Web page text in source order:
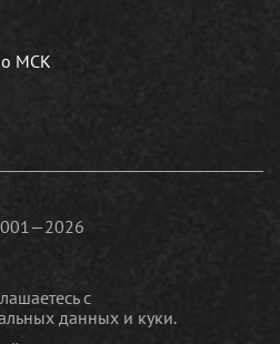
МСК
c
данных и куки.